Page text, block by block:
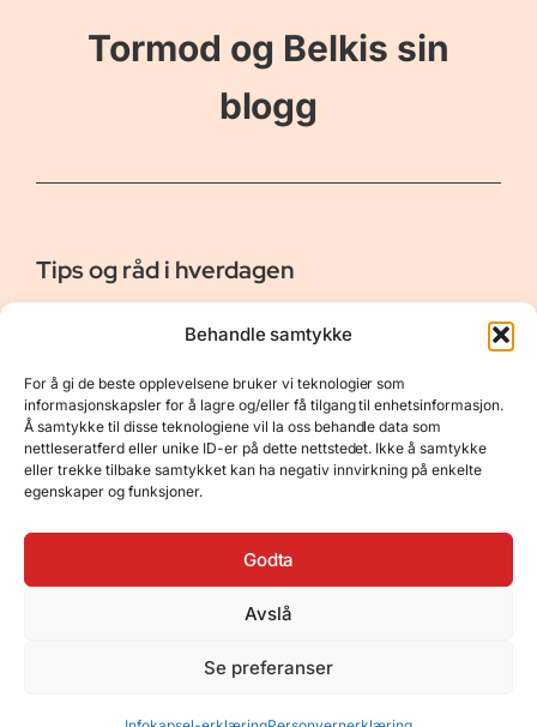
Behandle samtykke
For å gi de beste opplevelsene bruker vi teknologier som
informasjonskapsler for å lagre og/eller få tilgang til enhetsinformasjon.
Å samtykke til disse teknologiene vil la oss behandle data som
nettleseratferd eller unike ID-er på dette nettstedet. Ikke å samtykke
eller trekke tilbake samtykket kan ha negativ innvirkning på enkelte
egenskaper og funksjoner.
Godta
Avslå
Se preferanser
Tormod og Belkis sin
blogg
Tips og råd i hverdagen
Er vår bloggside hvor vi ønsker å dele våre opplevelser og
gi deg råd og tips innen reiser, hotell - og restauranter,
naturopplevelser, personlig pleie, data, film og bøker m.m.
Nyttige Linker
Om oss
Kontakt
Resurser
Personvernerklæring
Opphavsrett
GeneratePress•Hosted by